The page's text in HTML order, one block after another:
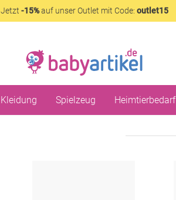
Jetzt -15%auf unser Outlet mit Code: outlet15
Kleidung Spielzeug Heimtierbedarf